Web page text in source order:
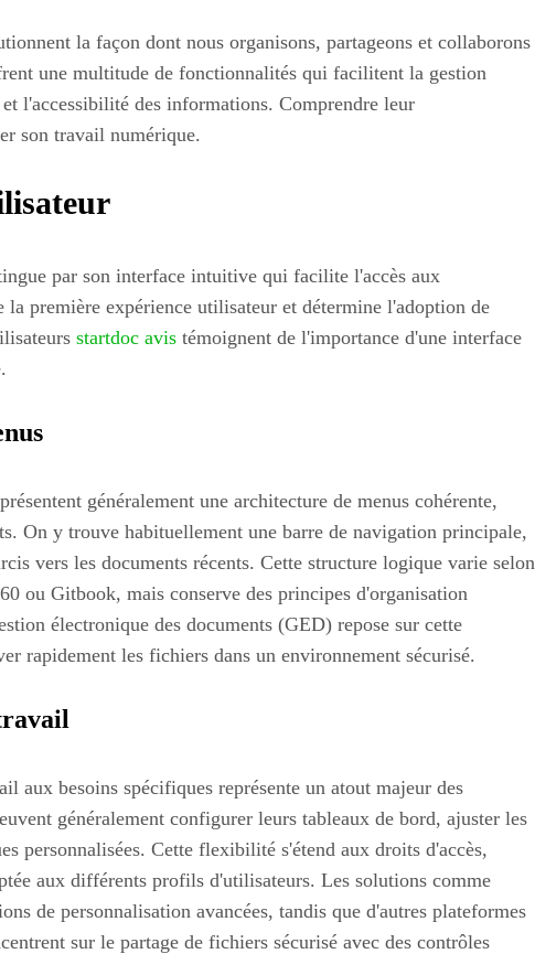
la façon dont nous organisons, partageons et collaborons
une multitude de fonctionnalités qui facilitent la gestion
l'accessibilité des informations. Comprendre leur
son travail numérique.
par son interface intuitive qui facilite l'accès aux
première expérience utilisateur et détermine l'adoption de
startdoc avis témoignent de l'importance d'une interface
généralement une architecture de menus cohérente,
On y trouve habituellement une barre de navigation principale,
vers les documents récents. Cette structure logique varie selon
ou Gitbook, mais conserve des principes d'organisation
électronique des documents (GED) repose sur cette
rapidement les fichiers dans un environnement sécurisé.
aux besoins spécifiques représente un atout majeur des
généralement configurer leurs tableaux de bord, ajuster les
personnalisées. Cette flexibilité s'étend aux droits d'accès,
aux différents profils d'utilisateurs. Les solutions comme
de personnalisation avancées, tandis que d'autres plateformes
sur le partage de fichiers sécurisé avec des contrôles